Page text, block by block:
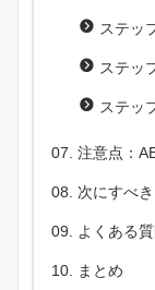
ステッ
ステッ
ステッ
注意点：
次にすべ
よくある質
まとめ